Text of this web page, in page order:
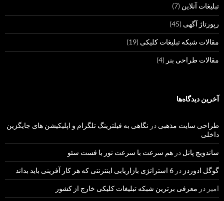
تبلیغات آنلاین (7)
رپورتاژ آگهی (45)
مقالات شبکه تبلیغات کلیکی (19)
مقالات طراحی بنر (4)
آخرین دیدگاه‌ها
طراحی سایت مذهبی در نگاهی به فیلترینگ تلگرام و اپلیکیشن های جایگزین
داخلی
ساندویچ پانل در هم سرعت با سرعت نور با فست سئو
گوگل ادوردز در 6 استراتژی بازاریابی اینترنتی که هر کار آفرینی باید بداند
امیر در معرفی برترین شبکه تبلیغات کلیکی خارج از کشور